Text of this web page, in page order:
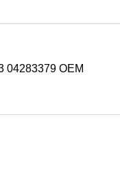
04283379 OEM